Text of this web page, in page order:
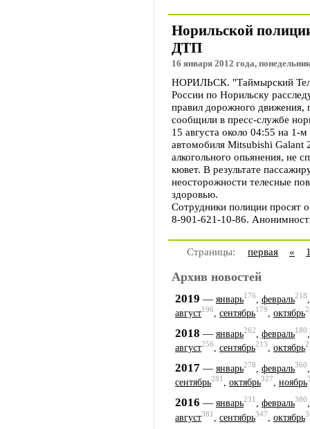
Норильской
ДТП
16 января 2012 года,
НОРИЛЬСК. "Таймырский
России по Норильску
правил дорожного
сообщили в пресс-службе
15 августа около 04:55 на 1-
автомобиля Mitsubishi Galant
алкогольного опьянения, не
кювет. В результате
неосторожности телесные
здоровью.
Сотрудники полиции просят
8-901-621-10-86.
Страницы: первая «
Архив новостей
2019 — январь176 февраль218
август196, сентябрь179, октябрь
2018 — январь262 февраль180
август256, сентябрь213, октябрь
2017 — январь278 февраль360
сентябрь281, октябрь327, ноябрь
2016 — январь231 февраль380
август381 сентябрь347 октябрь